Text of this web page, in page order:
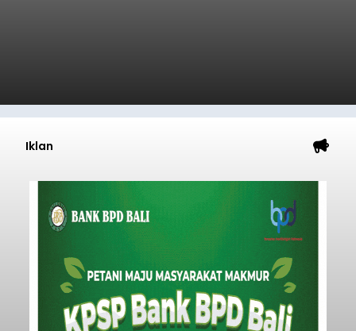
Iklan